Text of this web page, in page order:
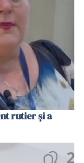
rutier și a